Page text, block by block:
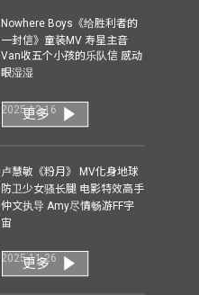
Nowhere Boys《给胜利者的
一封信》童装MV 寿星主音
Van收五个小孩的乐队信 感动
眼湿湿
2025-12-16
更多
卢慧敏《粉月》 MV化身地球
防卫少女骚长腿 电影特效高手
仲文执导 Amy尽情畅游FF宇
宙
2025-11-26
更多